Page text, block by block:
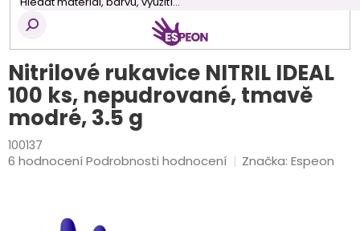
Nitrilové rukavice NITRIL IDEAL
100 ks, nepudrované, tmavě
modré, 3.5 g
100137
Průměrné
6 hodnoceníPodrobnosti hodnocení Značka:Espeon